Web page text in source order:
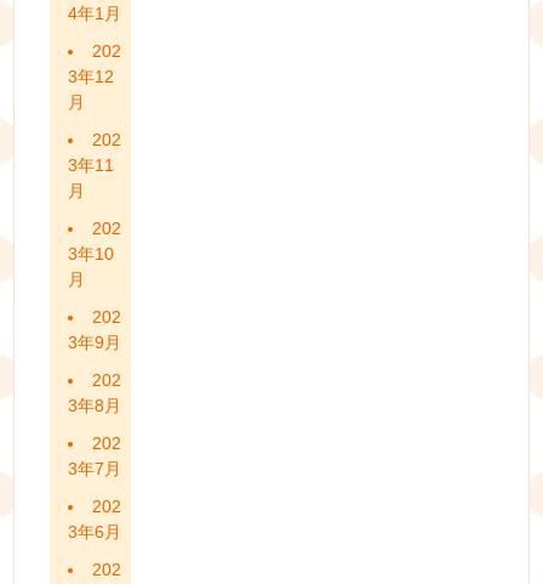
4年1月
202
3年12
月
202
3年11
月
202
3年10
月
202
3年9月
202
3年8月
202
3年7月
202
3年6月
202